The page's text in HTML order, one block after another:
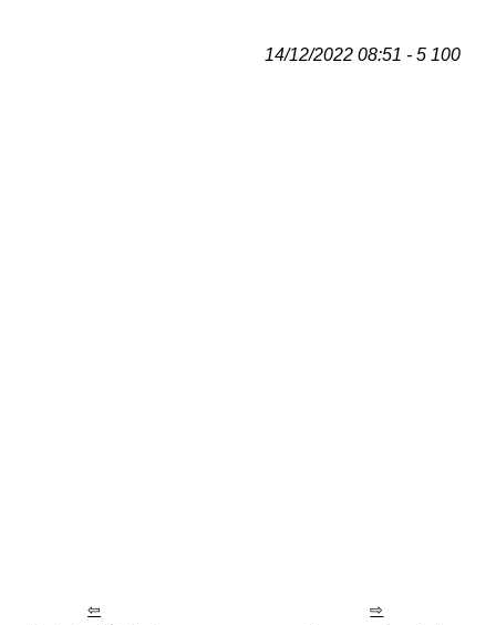
14/12/2022 08:51 - 5 100